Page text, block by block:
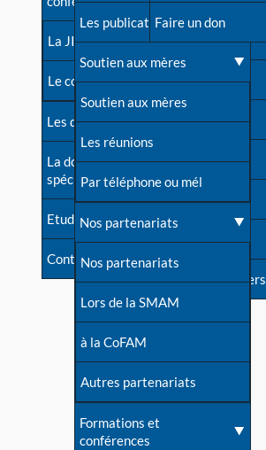
Les débuts
Une difficulté d'allaitement ?
Cas particuliers
Mythes et vérités
Devenir animatrice ?
Une question sur le site
La JIA
Le congrès
Les dossiers de l'allaitement
La documentation
spécialisée
Etudes récentes
Contact
Répertoire de tous les
contacts
Contact presse
Dossier de presse
Soutenir LLL
Livre d'or
Forum
S'inscrire à nos newsletters
Les publications
Soutien aux mères
Soutien aux mères
Les réunions
Par téléphone ou mél
Nos partenariats
Nos partenariats
Lors de la SMAM
à la CoFAM
Autres partenariats
Formations et
conférences
Faire un don